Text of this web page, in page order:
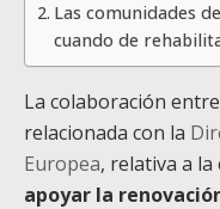
Las comunidades
cuando de
La colaboración
relacionada con la
Europea, relativa a
apoyar la